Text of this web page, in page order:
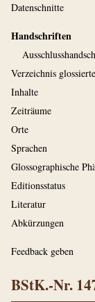
Datenschnitte
Handschriften
Verzeichnis
Inhalte
Zeiträume
Orte
Sprachen
Glossographische
Editionsstatus
Literatur
Abkürzungen
Feedback geben
BStK.-Nr.